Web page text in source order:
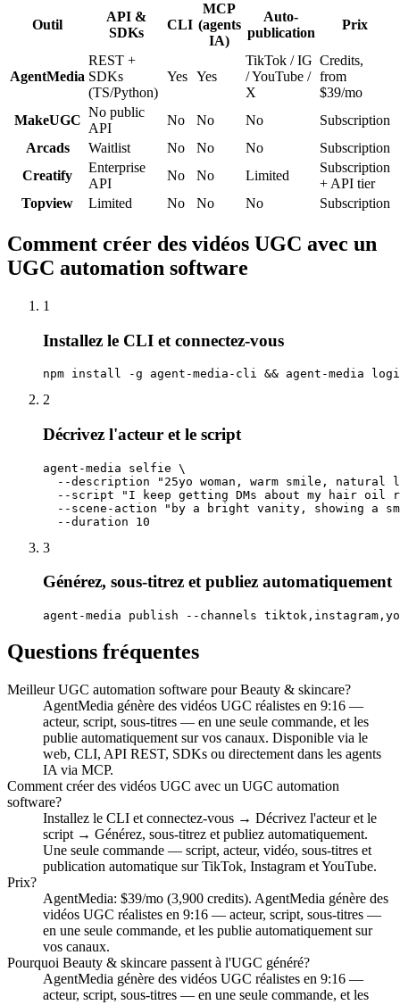
Outil
API &
SDKs
CLI
MCP
(agents
IA)
Auto-
publication
Prix
AgentMedia
REST +
SDKs
(TS/Python)
Yes Yes
TikTok / IG
/ YouTube /
X
Credits,
from
$39/mo
MakeUGC
No public
API
No No No
Subscription
Arcads
Waitlist No No No
Subscription
Creatify
Enterprise
API
No No Limited
Subscription
+ API tier
Topview
Limited No No No Subscription
Comment créer des vidéos UGC avec un
UGC automation software
1
Installez le CLI et connectez-vous
npm install -g agent-media-cli && agent-media
2
Décrivez l'acteur et le script
agent-media selfie \
--description "25yo woman, warm smile, natural
--script "I keep getting DMs about my hair oil
--scene-action "by a bright vanity, showing a
  --duration 10
3
Générez, sous-titrez et publiez automatiquement
agent-media publish --channels
Questions fréquentes
Meilleur UGC automation software pour Beauty & skincare?
AgentMedia génère des vidéos UGC réalistes en 9:16 —
acteur, script, sous-titres — en une seule commande, et les
publie automatiquement sur vos canaux. Disponible via le
web, CLI, API REST, SDKs ou directement dans les agents
IA via MCP.
Comment créer des vidéos UGC avec un UGC automation
software?
Installez le CLI et connectez-vous → Décrivez l'acteur et le
script → Générez, sous-titrez et publiez automatiquement.
Une seule commande — script, acteur, vidéo, sous-titres et
publication automatique sur TikTok, Instagram et YouTube.
Prix?
AgentMedia: $39/mo (3,900 credits). AgentMedia génère des
vidéos UGC réalistes en 9:16 — acteur, script, sous-titres —
en une seule commande, et les publie automatiquement sur
vos canaux.
Pourquoi Beauty & skincare passent à l'UGC généré?
AgentMedia génère des vidéos UGC réalistes en 9:16 —
acteur, script, sous-titres — en une seule commande, et les